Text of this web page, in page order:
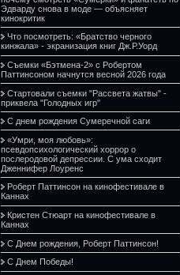
Эдварду снова в моде — объясняет
кинокритик
Что посмотреть: «Братство черного
кинжала» - экранизация книг Дж.Р.Уорд
Съемки «Бэтмена-2» с Робертом
Паттинсоном начнутся весной 2026 года
Стартовали съемки "Рассвета жатвы" -
приквела "Голодных игр"
С днем рождения Сумеречной саги
«Умри, моя любовь»:
псевдопсихологический хоррор о
послеродовой депрессии. С ума сходит
Дженнифер Лоуренс
Роберт Паттинсон на кинофестивале в
Каннах
Кристен Стюарт на кинофестивале в
Каннах
С Днем рождения, Роберт Паттинсон!
С Днем Победы!